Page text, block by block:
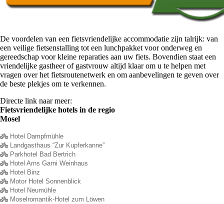
De voordelen van een fietsvriendelijke accommodatie zijn talrijk: van
een veilige fietsenstalling tot een lunchpakket voor onderweg en
gereedschap voor kleine reparaties aan uw fiets. Bovendien staat een
vriendelijke gastheer of gastvrouw altijd klaar om u te helpen met
vragen over het fietsroutenetwerk en om aanbevelingen te geven over
de beste plekjes om te verkennen.
Directe link naar meer:
Fietsvriendelijke hotels in de regio
Mosel
Hotel Dampfmühle
Landgasthaus “Zur Kupferkanne”
Parkhotel Bad Bertrich
Hotel Arns Garni Weinhaus
Hotel Binz
Motor Hotel Sonnenblick
Hotel Neumühle
Moselromantik-Hotel zum Löwen